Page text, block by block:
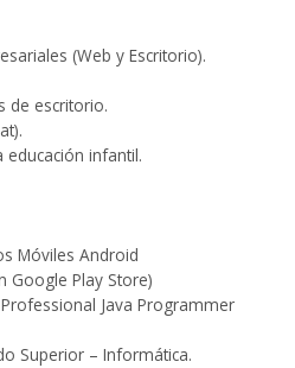
(Web y Escritorio).
de escritorio.
educación infantil.
Móviles Android
Google Play Store)
Java Programmer
Superior – Informática.